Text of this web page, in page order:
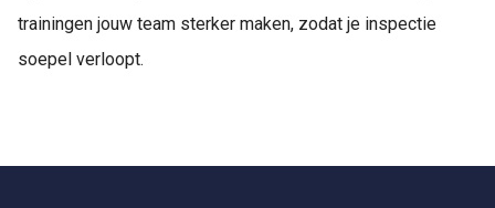
trainingen jouw team sterker maken, zodat je inspectie
soepel verloopt.